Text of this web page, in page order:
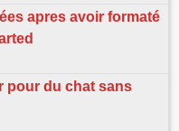
apres avoir formaté
pour du chat sans